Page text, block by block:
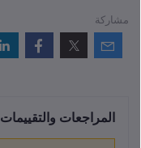
مشاركة
المراجعات والتقييمات